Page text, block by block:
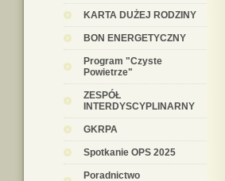
KARTA DUŻEJ RODZINY
BON ENERGETYCZNY
Program "Czyste
Powietrze"
ZESPÓŁ
INTERDYSCYPLINARNY
GKRPA
Spotkanie OPS 2025
Poradnictwo